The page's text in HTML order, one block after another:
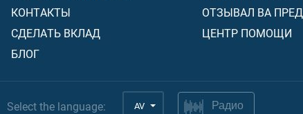
КОНТАКТЫ
СДЕЛАТЬ ВКЛАД
БЛОГ
ОТЗЫВАЛ ВА
ЦЕНТР ПОМОЩИ
Select the language: AV Радио